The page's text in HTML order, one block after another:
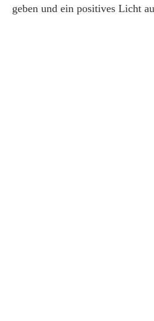
geben und ein positives Licht